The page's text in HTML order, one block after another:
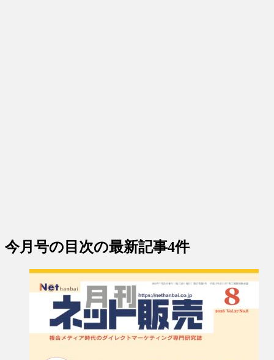
今月号の目次の最新記事4件